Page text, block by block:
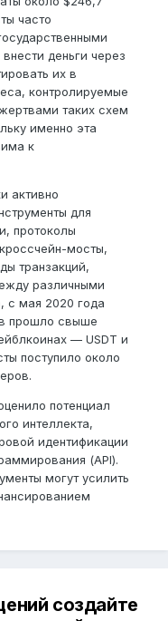
часто
деньги через
их в
контролируемые
таких схем
именно эта
к
активно
для
протоколы
мосты,
транзакций,
различными
с мая 2020 года
прошло свыше
— USDT и
поступило около
потенциал
интеллекта,
идентификации
(API).
могут усилить
создайте